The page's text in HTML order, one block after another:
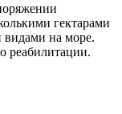
гектарами
видами на море.
реабилитации.